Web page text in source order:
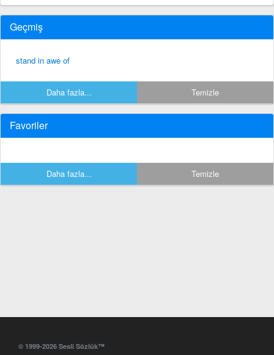
Geçmiş
stand in awe of
Daha fazla... Temizle
Favoriler
Daha fazla... Temizle
© 1999-2026 Sesli Sözlük™